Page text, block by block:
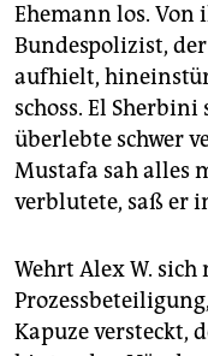
Ehemann los. Von
Bundespolizist,
aufhielt,
schoss. El
überlebte schwer
Mustafa sah alles
verblutete, saß er
Wehrt Alex W.
Kapuze versteckt,